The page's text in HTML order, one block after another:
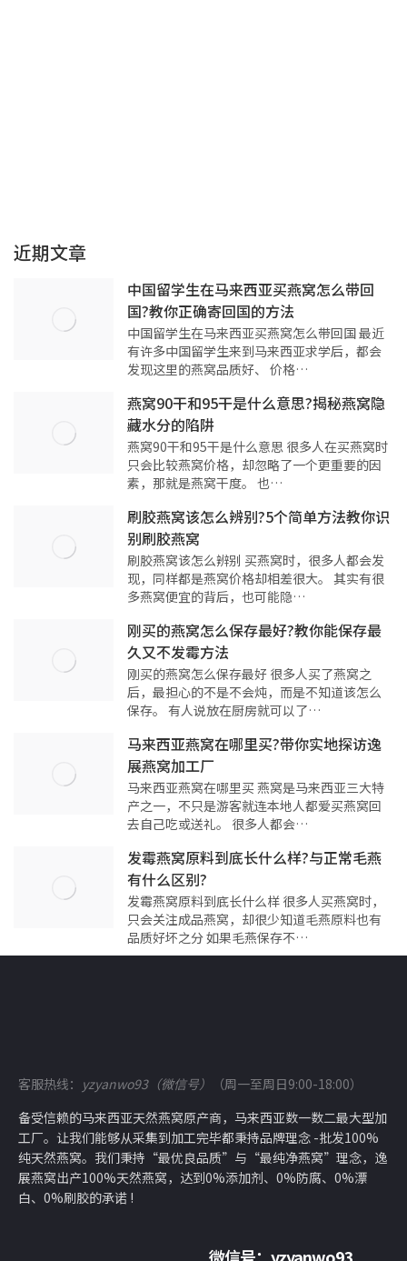
近期文章
中国留学生在马来西亚买燕窝怎么带回
国?教你正确寄回国的方法
中国留学生在马来西亚买燕窝怎么带回国 最近
有许多中国留学生来到马来西亚求学后，都会
发现这里的燕窝品质好、 价格…
燕窝90干和95干是什么意思?揭秘燕窝隐
藏水分的陷阱
燕窝90干和95干是什么意思 很多人在买燕窝时
只会比较燕窝价格，却忽略了一个更重要的因
素，那就是燕窝干度。 也…
刷胶燕窝该怎么辨别?5个简单方法教你识
别刷胶燕窝
刷胶燕窝该怎么辨别 买燕窝时，很多人都会发
现，同样都是燕窝价格却相差很大。 其实有很
多燕窝便宜的背后，也可能隐…
刚买的燕窝怎么保存最好?教你能保存最
久又不发霉方法
刚买的燕窝怎么保存最好 很多人买了燕窝之
后，最担心的不是不会炖，而是不知道该怎么
保存。 有人说放在厨房就可以了…
马来西亚燕窝在哪里买?带你实地探访逸
展燕窝加工厂
马来西亚燕窝在哪里买 燕窝是马来西亚三大特
产之一，不只是游客就连本地人都爱买燕窝回
去自己吃或送礼。 很多人都会…
发霉燕窝原料到底长什么样?与正常毛燕
有什么区别?
发霉燕窝原料到底长什么样 很多人买燕窝时，
只会关注成品燕窝，却很少知道毛燕原料也有
品质好坏之分 如果毛燕保存不…
客服热线： yzyanwo93（微信号）
（周一至周日9:00-18:00）
备受信赖的马来西亚天然燕窝原产商，马来西亚数一数二最大型加
工厂。让我们能够从采集到加工完毕都秉持品牌理念 -批发100%
纯天然燕窝。我们秉持“最优良品质”与“最纯净燕窝”理念，逸
展燕窝出产100%天然燕窝，达到0%添加剂、0%防腐、0%漂
白、0%刷胶的承诺 !
微信号：yzyanwo93